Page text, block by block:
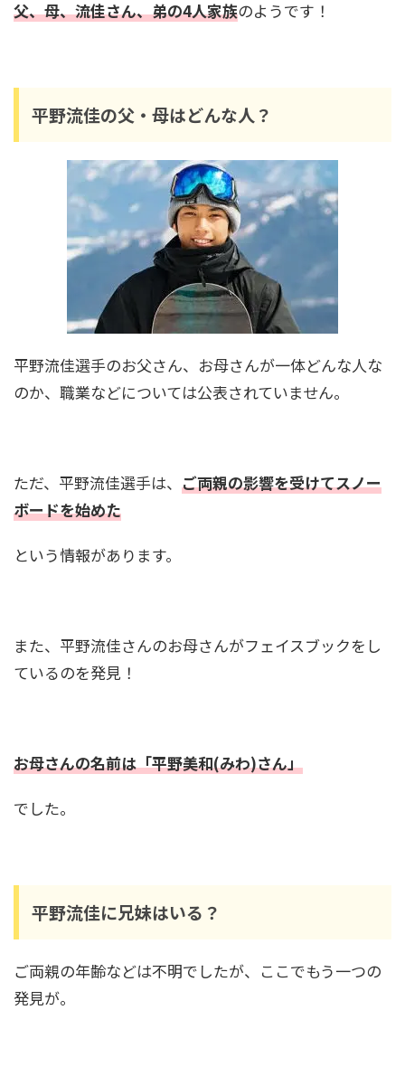
石島雄介は結婚してた！嫁は一般女性で子供は2
人？歴代彼女も調査！
渡邊雄太(バスケ)の身長は2m超！両親も背が高
大河内志保の現在は？新庄剛志の元嫁で川崎麻
父、母、流佳さん、弟の4人家族のようです！
平野流佳の父・母はどんな人？
平野流佳選手のお父さん、お母さんが一体どんな人な
のか、職業などについては公表されていません。
ただ、平野流佳選手は、 ご両親の影響を受けてスノー
ボードを始めた
という情報があります。
また、平野流佳さんのお母さんがフェイスブックをし
ているのを発見！
お母さんの名前は「平野美和(みわ)さん」
でした。
平野流佳に兄妹はいる？
ご両親の年齢などは不明でしたが、ここでもう一つの
発見が。